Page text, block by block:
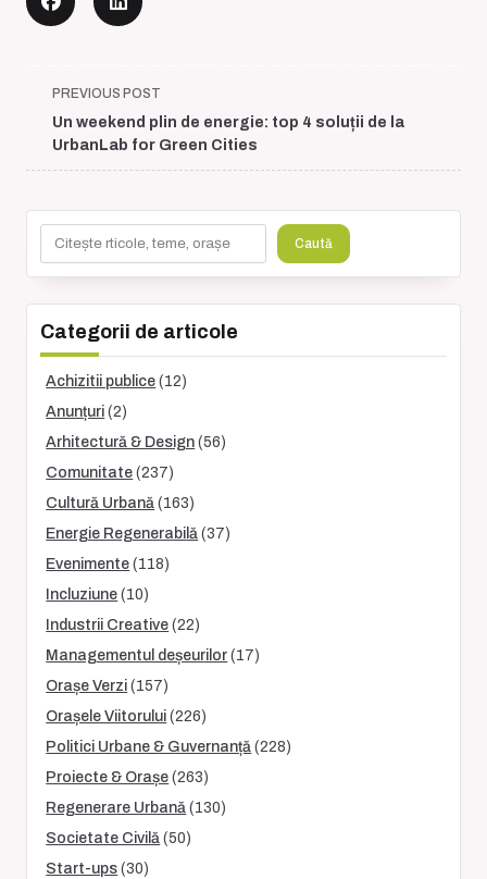
<span
class="nav-
subtitle
screen-
text">Page</span>
PREVIOUS POST
Un weekend plin de energie: top 4 soluții de la
UrbanLab for Green Cities
Caută
Categorii de articole
Achizitii publice (12)
Anunțuri (2)
Arhitectură & Design (56)
Comunitate (237)
Cultură Urbană (163)
Energie Regenerabilă (37)
Evenimente (118)
Incluziune (10)
Industrii Creative (22)
Managementul deșeurilor (17)
Orașe Verzi (157)
Orașele Viitorului (226)
Politici Urbane & Guvernanță (228)
Proiecte & Orașe (263)
Regenerare Urbană (130)
Societate Civilă (50)
Start-ups (30)